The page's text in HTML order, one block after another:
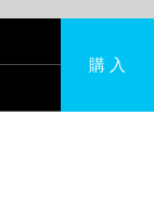
購 入